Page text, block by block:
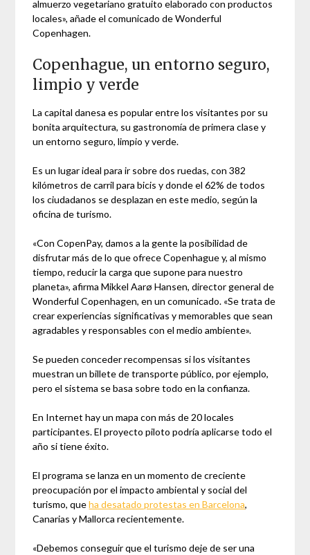
almuerzo vegetariano gratuito elaborado con productos
locales», añade el comunicado de Wonderful
Copenhagen.
Copenhague, un entorno seguro,
limpio y verde
La capital danesa es popular entre los visitantes por su
bonita arquitectura, su gastronomía de primera clase y
un entorno seguro, limpio y verde.
Es un lugar ideal para ir sobre dos ruedas, con 382
kilómetros de carril para bicis y donde el 62% de todos
los ciudadanos se desplazan en este medio, según la
oficina de turismo.
«Con CopenPay, damos a la gente la posibilidad de
disfrutar más de lo que ofrece Copenhague y, al mismo
tiempo, reducir la carga que supone para nuestro
planeta», afirma Mikkel Aarø Hansen, director general de
Wonderful Copenhagen, en un comunicado. «Se trata de
crear experiencias significativas y memorables que sean
agradables y responsables con el medio ambiente».
Se pueden conceder recompensas si los visitantes
muestran un billete de transporte público, por ejemplo,
pero el sistema se basa sobre todo en la confianza.
En Internet hay un mapa con más de 20 locales
participantes. El proyecto piloto podría aplicarse todo el
año si tiene éxito.
El programa se lanza en un momento de creciente
preocupación por el impacto ambiental y social del
turismo, queha desatado protestas en Barcelona,
Canarias y Mallorca recientemente.
«Debemos conseguir que el turismo deje de ser una